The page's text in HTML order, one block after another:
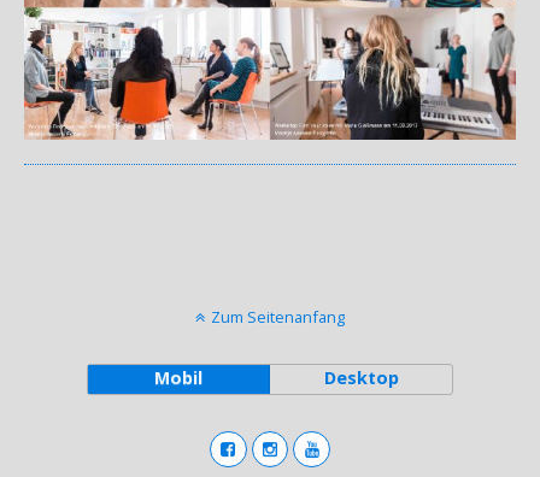
Zum Seitenanfang
Mobil Desktop